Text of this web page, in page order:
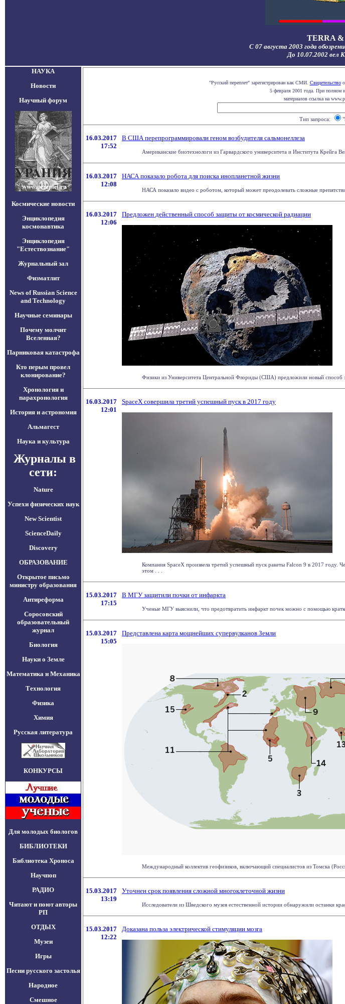
TERRA &
С 07 августа 2003 года
До 10.07.2002 вел
НАУКА
Новости
Научный форум
Космические новости
Энциклопедия
космонавтика
Энциклопедия
"Естествознание"
Журнальный зал
Физматлит
News of Russian Science
and Technology
Научные семинары
Почему молчит
Вселенная?
Парниковая катастрофа
Кто перым провел
клонирование?
Хронология и
парахронология
История и астрономия
Альмагест
Наука и культура
Журналы в
сети:
Nature
Успехи физических наук
New Scientist
ScienceDaily
Discovery
ОБРАЗОВАНИЕ
Открытое письмо
министру образования
Антиреформа
Соросовский
образовательный
журнал
Биология
Науки о Земле
Математика и Механика
Технология
Физика
Химия
Русская литература
КОНКУРСЫ
Для молодых биологов
БИБЛИОТЕКИ
Библиотека Хроноса
Научпоп
РАДИО
Читают и поют авторы
РП
ОТДЫХ
Музеи
Игры
Песни русского застолья
Народное
Смешное
"Русский переплет" зарегистрирован как СМИ. Свидетельствоо
5 февраля 2001 года. При полном
материалов ссылка на
Тип запроса:
16.03.2017
17:52
В США перепрограммировали геном возбудителя сальмонеллеза
Американские биотехнологи из Гарвардского университета и Института Крейга
16.03.2017
12:08
НАСА показало робота для поиска инопланетной жизни
НАСА показало видео с роботом, который может преодолевать сложные
16.03.2017
12:06
Предложен действенный способ защиты от космической радиации
Физики из Университета Центральной Флориды (США) предложили новый способ
16.03.2017
12:01
SpaceX совершила третий успешный пуск в 2017 году
Компания SpaceX произвела третий успешный пуск ракеты Falcon 9 в 2017 году.
этом . . .
15.03.2017
17:15
В МГУ защитили почки от инфаркта
Ученые МГУ выяснили, что предотвратить инфаркт почек можно с помощью
15.03.2017
15:05
Представлена карта мощнейших супервулканов Земли
Международный коллектив геофизиков, включающий специалистов из Томска
15.03.2017
13:19
Уточнен срок появления сложной многоклеточной жизни
Исследователи из Шведского музея естественной истории обнаружили останки
15.03.2017
12:22
Доказана польза электрической стимуляции мозга